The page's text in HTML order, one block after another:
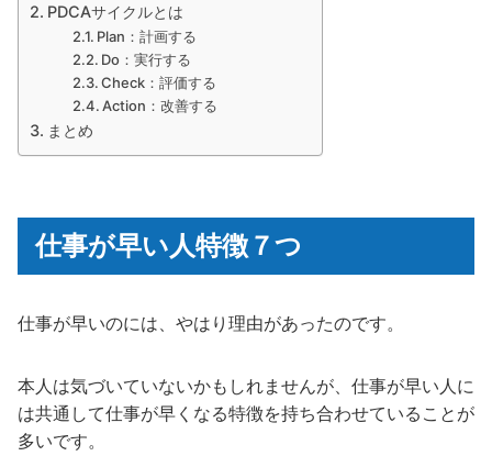
PDCAサイクルとは
Plan：計画する
Do：実行する
Check：評価する
Action：改善する
まとめ
仕事が早い人特徴７つ
仕事が早いのには、やはり理由があったのです。
本人は気づいていないかもしれませんが、仕事が早い人に
は共通して仕事が早くなる特徴を持ち合わせていることが
多いです。